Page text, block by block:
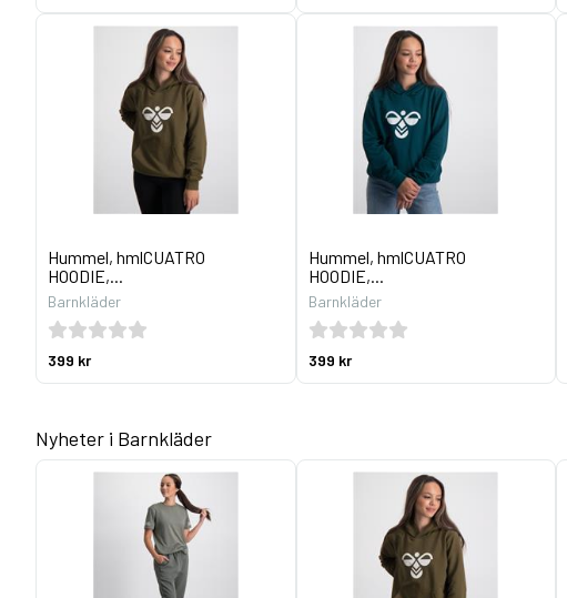
Hummel, hmlCUATRO
HOODIE,...
Barnkläder
399 kr
Hummel, hmlCUATRO
HOODIE,...
Barnkläder
399 kr
Nyheter i Barnkläder